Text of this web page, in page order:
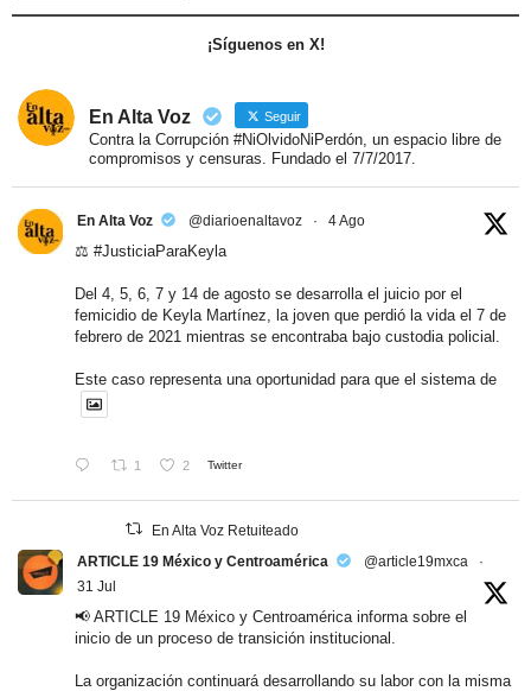
¡Síguenos en X!
En Alta Voz Seguir
Contra la Corrupción #NiOlvidoNiPerdón, un espacio libre de
compromisos y censuras. Fundado el 7/7/2017.
En Alta Voz @diarioenaltavoz · 4 Ago
⚖️ #JusticiaParaKeyla
Del 4, 5, 6, 7 y 14 de agosto se desarrolla el juicio por el
femicidio de Keyla Martínez, la joven que perdió la vida el 7 de
febrero de 2021 mientras se encontraba bajo custodia policial.
Este caso representa una oportunidad para que el sistema de
1 2 Twitter
En Alta Voz Retuiteado
ARTICLE 19 México y Centroamérica
@article19mxca
·
31 Jul
📢 ARTICLE 19 México y Centroamérica informa sobre el
inicio de un proceso de transición institucional.
La organización continuará desarrollando su labor con la misma